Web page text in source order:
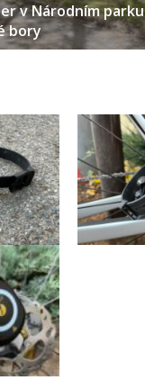
v Národním parku
bory